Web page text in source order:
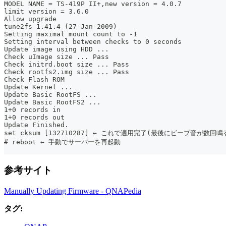
MODEL NAME = TS-419P II+,new version = 4.0.7
limit version = 3.6.0
Allow upgrade
tune2fs 1.41.4 (27-Jan-2009)
Setting maximal mount count to -1
Setting interval between checks to 0 seconds
Update image using HDD ...
Check uImage size ... Pass
Check initrd.boot size ... Pass
Check rootfs2.img size ... Pass
Check Flash ROM
Update Kernel ...
Update Basic RootFS ...
Update Basic RootFS2 ...
1+0 records in
1+0 records out
Update Finished.
set cksum [132710287] ← これで適用完了(最後にビープ音が数回鳴
# reboot ← 手動でサーバーを再起動
参考サイト
Manually Updating Firmware - QNAPedia
タグ: